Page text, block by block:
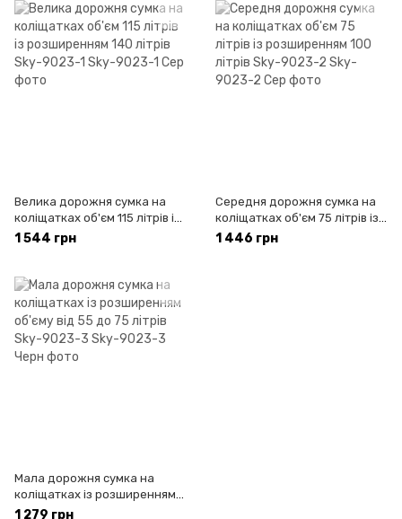
Велика дорожня сумка на
коліщатках об'єм 115 літрів із
розширенням 140 літрів Sky-
1 544 грн
Середня дорожня сумка на
коліщатках об'єм 75 літрів із
розширенням 100 літрів Sky-
1 446 грн
Мала дорожня сумка на
коліщатках із розширенням
об'єму від 55 до 75 літрів Sky-
1 279 грн